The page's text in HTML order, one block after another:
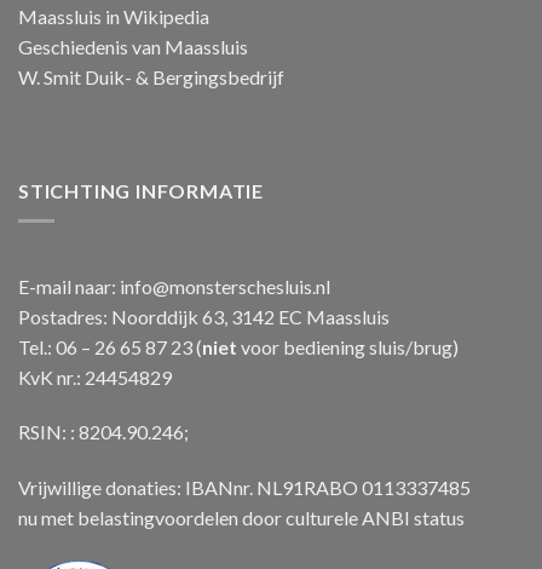
Maassluis in Wikipedia
Geschiedenis van Maassluis
W. Smit Duik- & Bergingsbedrijf
STICHTING INFORMATIE
E-mail naar: info@monsterschesluis.nl
Postadres: Noorddijk 63, 3142 EC Maassluis
Tel.: 06 – 26 65 87 23 (niet voor bediening sluis/brug)
KvK nr.: 24454829
RSIN: : 8204.90.246;
Vrijwillige donaties: IBANnr. NL91RABO 0113337485
nu met belastingvoordelen door culturele ANBI status